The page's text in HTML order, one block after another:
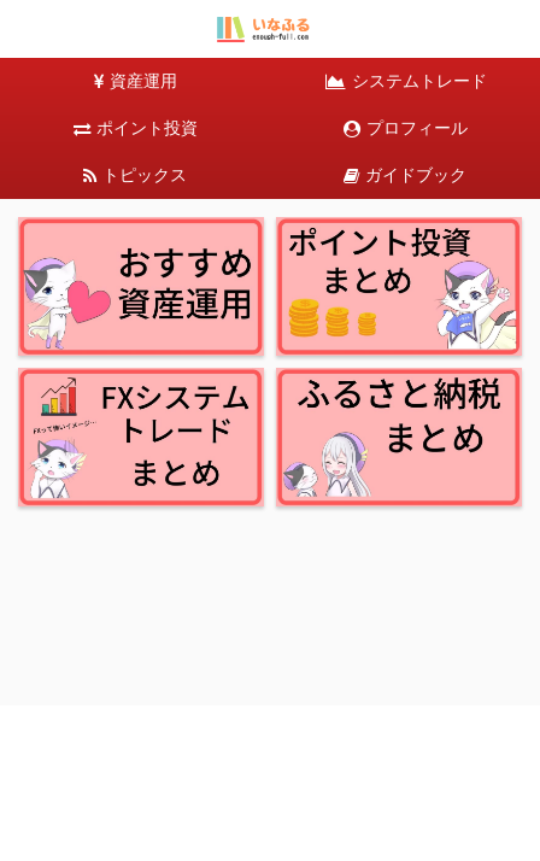
資産運用 システムトレード
ポイント投資 プロフィール
トピックス ガイドブック